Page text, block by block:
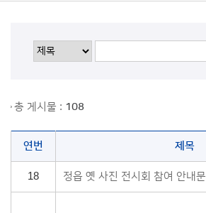
총 게시물 : 108
연번 제목
18 정읍 옛 사진 전시회 참여 안내문